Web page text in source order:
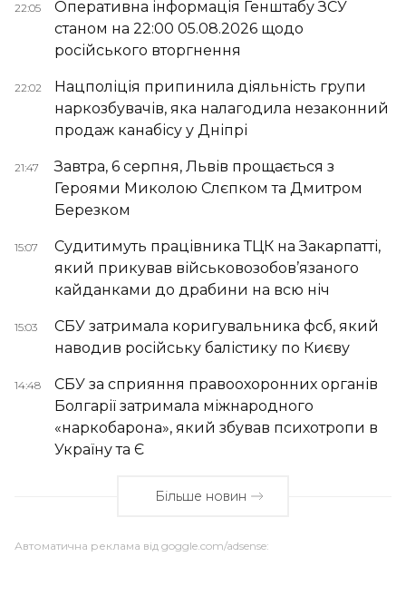
22:05
Оперативна інформація Генштабу ЗСУ
станом на 22:00 05.08.2026 щодо
російського вторгнення
22:02
Нацполіція припинила діяльність групи
наркозбувачів, яка налагодила незаконний
продаж канабісу у Дніпрі
21:47
Завтра, 6 серпня, Львів прощається з
Героями Миколою Слєпком та Дмитром
Березком
15:07
Судитимуть працівника ТЦК на Закарпатті,
який прикував військовозобов’язаного
кайданками до драбини на всю ніч
15:03
СБУ затримала коригувальника фсб, який
наводив російську балістику по Києву
14:48
СБУ за сприяння правоохоронних органів
Болгарії затримала міжнародного
«наркобарона», який збував психотропи в
Україну та Є
Більше новин
Автоматична реклама від goggle.com/adsense: